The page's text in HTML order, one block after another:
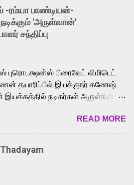
of Eternia, the recently
trailer has also generated
among Tamil audiences.
the growing buzz is the film’s
superhero He-Man. Known for
songs like “Behene De” from
Maalai” from Ghajini, and
his versatile voice and strong
over multiple languages, making
fit for the legendary character.
-ரம்யா பாண்டியன்-
'அருள்வான்'
சந்திப்பு
புரொடக்ஷன்ஸ் பிரைவேட் லிமிடெட்
தயாரிப்பில் இயக்குநர் கணேஷ்
இயக்கத்தில் நடிகர்கள் அருள்நிதி -
இணைந்து நடித்திருக்கும்
திரைப்படத்தினை
சந்திப்பு சென்னையில்
இயக்குநர் கணேஷ் விநாயகன்
உருவாகியுள்ள 'அருள்வான்'
READ MORE